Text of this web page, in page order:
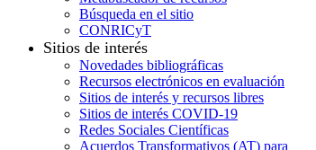
Búsqueda en el sitio
CONRICyT
Sitios de interés
Novedades bibliográficas
Recursos electrónicos en evaluación
Sitios de interés y recursos libres
Sitios de interés COVID-19
Redes Sociales Científicas
Acuerdos Transformativos (AT) para